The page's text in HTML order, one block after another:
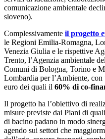
comunicazione ambientale
sloveno).
Complessivamente il progetto
le Regioni Emilia-Romagna,
Venezia Giulia e le rispettive
Trento, l’Agenzia ambientale
Comuni di Bologna, Torino e
Lombardia per l’Ambiente,
euro dei quali il 60% di co-
Il progetto ha l’obiettivo di
misure previste dai Piani di
di bacino padano in modo
agendo sui settori che